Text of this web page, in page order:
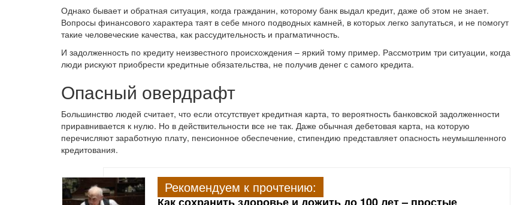
Однако бывает и обратная ситуация, когда гражданин, которому банк выдал кредит, даже об этом не знает.
Вопросы финансового характера таят в себе много подводных камней, в которых легко запутаться, и не помогут
такие человеческие качества, как рассудительность и прагматичность.
И задолженность по кредиту неизвестного происхождения – яркий тому пример. Рассмотрим три ситуации, когда
люди рискуют приобрести кредитные обязательства, не получив денег с самого кредита.
Опасный овердрафт
Большинство людей считает, что если отсутствует кредитная карта, то вероятность банковской задолженности
приравнивается к нулю. Но в действительности все не так. Даже обычная дебетовая карта, на которую
перечисляют заработную плату, пенсионное обеспечение, стипендию представляет опасность неумышленного
кредитования.
Рекомендуем к прочтению: